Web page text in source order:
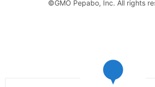
©GMO Pepabo, Inc. All rights